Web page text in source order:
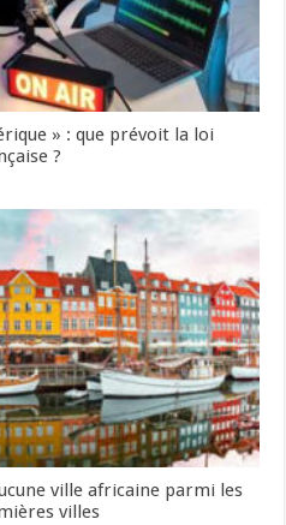
» : que prévoit la loi
?
ville africaine parmi les
villes